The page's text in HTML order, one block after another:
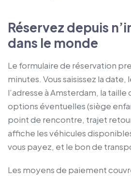
Réservez depuis
dans le monde
Le formulaire de réservation
minutes. Vous saisissez la date,
l’adresse à Amsterdam, la
options éventuelles (siège
point de rencontre, trajet
affiche les véhicules
vous payez, et le bon de
Les moyens de paiement